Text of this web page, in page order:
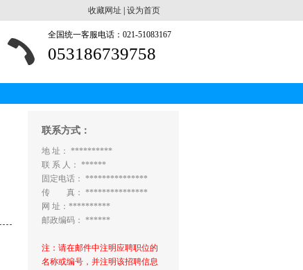
收藏网址 设为首页
全国统一客服电话：021-51083167
053186739758
联系方式：
地 址： **********
联 系 人： ******
固定电话： ***************
传 真： ***************
网 址：**********
邮政编码： ******
注：请在邮件中注明应聘职位的
名称或编号，并注明该招聘信息